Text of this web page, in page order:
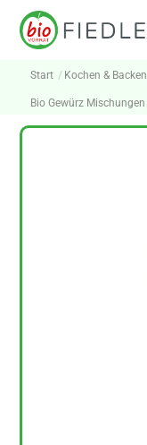
Skip
Start Kochen & Backen
Bio Gewürz Mischungen